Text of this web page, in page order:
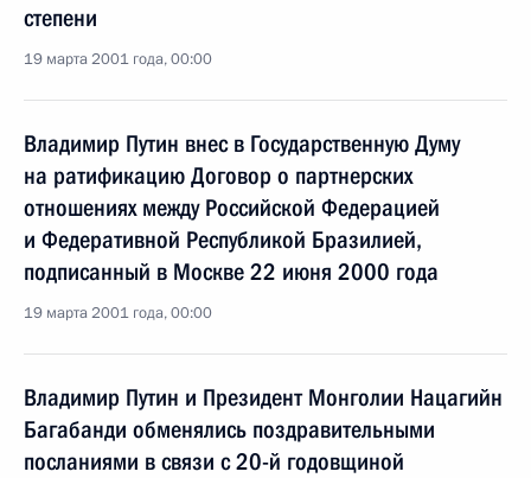
степени
19 марта 2001 года, 00:00
Владимир Путин внес в Государственную Думу
на ратификацию Договор о партнерских
отношениях между Российской Федерацией
и Федеративной Республикой Бразилией,
подписанный в Москве 22 июня 2000 года
19 марта 2001 года, 00:00
Владимир Путин и Президент Монголии Нацагийн
Багабанди обменялись поздравительными
посланиями в связи с 20-й годовщиной